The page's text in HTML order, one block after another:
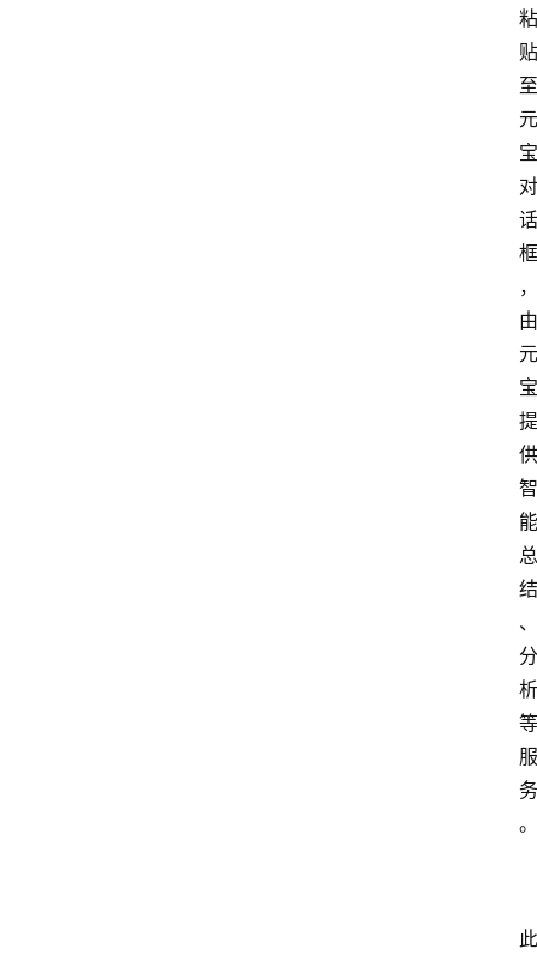
粘
贴
至
元
宝
对
话
框
，
由
元
宝
提
供
智
能
总
结
、
分
析
等
服
务
。
此